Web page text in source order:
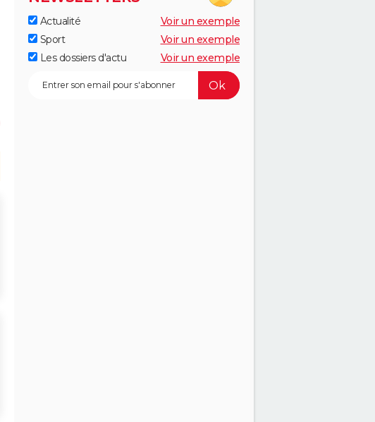
Actualité
Voir un exemple
Sport
Voir un exemple
Les dossiers d'actu
Voir un exemple